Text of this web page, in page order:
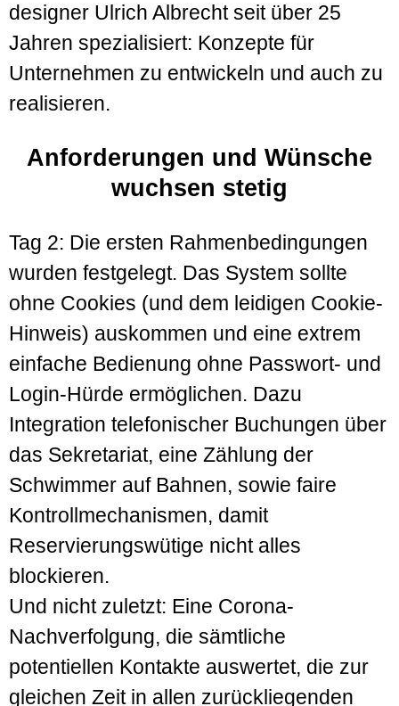
designer Ulrich Albrecht seit über 25
Jahren spezialisiert: Konzepte für
Unternehmen zu entwickeln und auch zu
realisieren.
Anforderungen und Wünsche
wuchsen stetig
Tag 2: Die ersten Rahmenbedingungen
wurden festgelegt. Das System sollte
ohne Cookies (und dem leidigen Cookie-
Hinweis) auskommen und eine extrem
einfache Bedienung ohne Passwort- und
Login-Hürde ermöglichen. Dazu
Integration telefonischer Buchungen über
das Sekretariat, eine Zählung der
Schwimmer auf Bahnen, sowie faire
Kontroll­mecha­nismen, damit
Reservierungs­wütige nicht alles
blockieren.
Und nicht zuletzt: Eine Corona-
Nachverfolgung, die sämtliche
potentiellen Kontakte auswertet, die zur
gleichen Zeit in allen zurückliegenden